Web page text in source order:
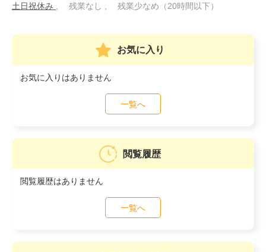
土日祝休み 残業なし 残業少なめ（20時間以下）
お気に入り
お気に入りはありません
一覧へ
閲覧履歴
閲覧履歴はありません
一覧へ